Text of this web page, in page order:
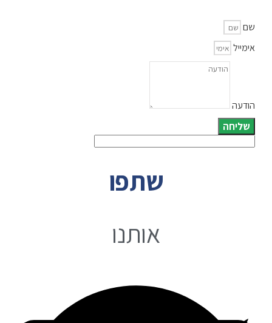
שם
אימייל
הודעה
שליחה
שתפו
אותנו